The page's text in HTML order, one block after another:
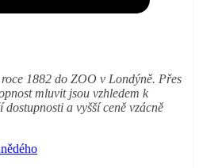
1882 do ZOO v Londýně. Přes
mluvit jsou vzhledem k
a vyšší ceně vzácně